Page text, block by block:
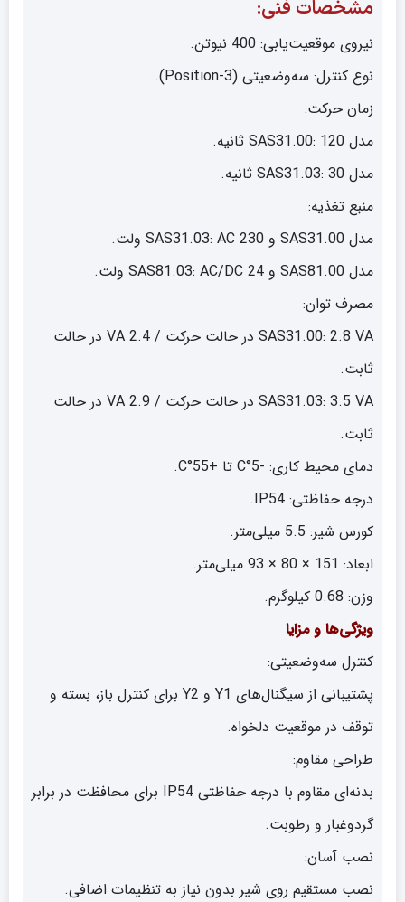
مشخصات فنی:
نیروی موقعیت‌یابی: 400 نیوتن.
نوع کنترل: سه‌وضعیتی (3-Position).
زمان حرکت:
مدل SAS31.00: 120 ثانیه.
مدل SAS31.03: 30 ثانیه.
منبع تغذیه:
مدل SAS31.00 و SAS31.03: AC 230 ولت.
مدل SAS81.00 و SAS81.03: AC/DC 24 ولت.
مصرف توان:
SAS31.00: 2.8 VA در حالت حرکت / 2.4 VA در حالت
ثابت.
SAS31.03: 3.5 VA در حالت حرکت / 2.9 VA در حالت
ثابت.
دمای محیط کاری: -5°C تا +55°C.
درجه حفاظتی: IP54.
کورس شیر: 5.5 میلی‌متر.
ابعاد: 151 × 80 × 93 میلی‌متر.
وزن: 0.68 کیلوگرم.
ویژگی‌ها و مزایا
کنترل سه‌وضعیتی:
پشتیبانی از سیگنال‌های Y1 و Y2 برای کنترل باز، بسته و
توقف در موقعیت دلخواه.
طراحی مقاوم:
بدنه‌ای مقاوم با درجه حفاظتی IP54 برای محافظت در برابر
گردوغبار و رطوبت.
نصب آسان:
نصب مستقیم روی شیر بدون نیاز به تنظیمات اضافی.